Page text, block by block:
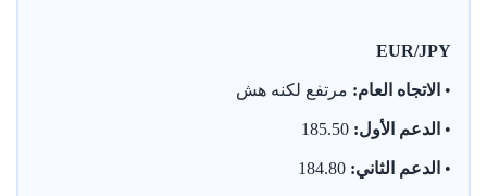
EUR/JPY
• الاتجاه العام: مرتفع لكنه هش
• الدعم الأول:
• الدعم الثاني: